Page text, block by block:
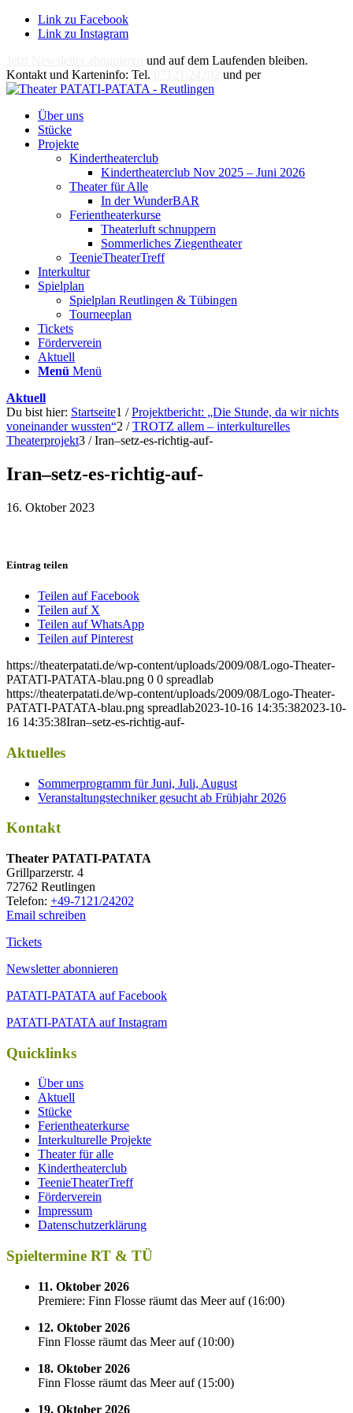
Link zu Facebook
Link zu Instagram
und auf dem Laufenden bleiben.
Kontakt und Karteninfo: Tel.
und per
Über uns
Stücke
Projekte
Kindertheaterclub
Kindertheaterclub Nov 2025 – Juni 2026
Theater für Alle
In der WunderBAR
Ferientheaterkurse
Theaterluft schnuppern
Sommerliches Ziegentheater
TeenieTheaterTreff
Interkultur
Spielplan
Spielplan Reutlingen & Tübingen
Tourneeplan
Tickets
Förderverein
Aktuell
Menü Menü
Aktuell
Du bist hier: Startseite1 / Projektbericht: „Die Stunde, da wir nichts
voneinander wussten“2 / TROTZ allem – interkulturelles
Theaterprojekt3 / Iran–setz-es-richtig-auf-
Iran–setz-es-richtig-auf-
16. Oktober 2023
Eintrag teilen
Teilen auf Facebook
Teilen auf X
Teilen auf WhatsApp
Teilen auf Pinterest
https://theaterpatati.de/wp-content/uploads/2009/08/Logo-Theater-
PATATI-PATATA-blau.png 0 0 spreadlab
https://theaterpatati.de/wp-content/uploads/2009/08/Logo-Theater-
PATATI-PATATA-blau.png spreadlab2023-10-16 14:35:382023-10-
16 14:35:38Iran–setz-es-richtig-auf-
Aktuelles
Sommerprogramm für Juni, Juli, August
Veranstaltungstechniker gesucht ab Frühjahr 2026
Kontakt
Thea­ter PATATI-PATATA
Grill­par­zer­str. 4
72762 Reutlingen
Tele­fon: +49-7121/24202
Email schreiben
Tickets
Newsletter abonnieren
PATATI-PATATA auf Facebook
PATATI-PATATA auf Instagram
Quicklinks
Über uns
Aktuell
Stücke
Ferientheaterkurse
Interkulturelle Projekte
Theater für alle
Kindertheaterclub
TeenieTheaterTreff
Förderverein
Impressum
Datenschutzerklärung
Spieltermine RT & TÜ
11. Oktober 2026
Premiere: Finn Flosse räumt das Meer auf(16:00)
12. Oktober 2026
Finn Flosse räumt das Meer auf(10:00)
18. Oktober 2026
Finn Flosse räumt das Meer auf(15:00)
19. Oktober 2026